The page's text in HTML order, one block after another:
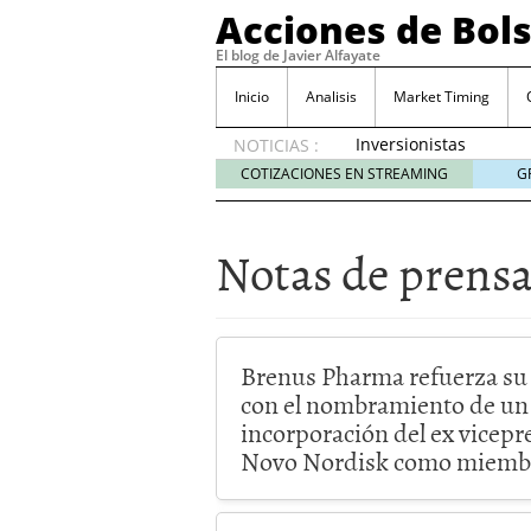
Acciones de
El blog de Javier Alfayate
Inicio Analisis Market Timing
NOTICIAS :
Inversionistas
VIP en
México
interés
por SIFX
mayo 8,
2026
noviembre 30, 2024
Entendiendo los ETF de
Dividend Kings:
noviembre 12, 2024
Descubre RealAdvisor:
inmobiliarias
COTIZACIONES EN STREAMING
Notas de
Brenus Pharma refuerza
con el nombramiento de
incorporación del ex
Novo Nordisk como